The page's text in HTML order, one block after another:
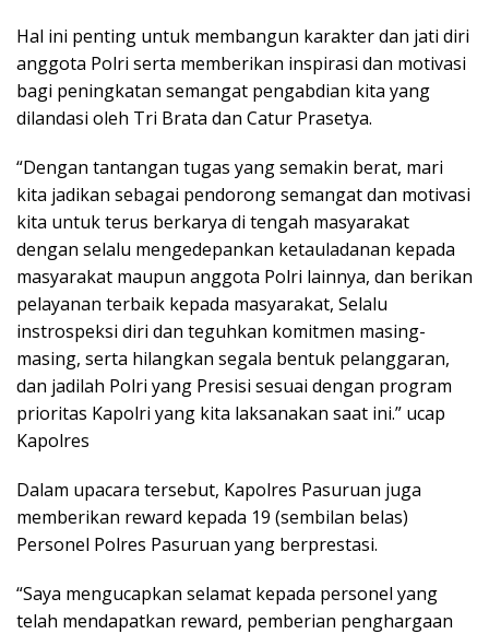
Hal ini penting untuk membangun karakter dan jati diri
anggota Polri serta memberikan inspirasi dan motivasi
bagi peningkatan semangat pengabdian kita yang
dilandasi oleh Tri Brata dan Catur Prasetya.
“Dengan tantangan tugas yang semakin berat, mari
kita jadikan sebagai pendorong semangat dan motivasi
kita untuk terus berkarya di tengah masyarakat
dengan selalu mengedepankan ketauladanan kepada
masyarakat maupun anggota Polri lainnya, dan berikan
pelayanan terbaik kepada masyarakat, Selalu
instrospeksi diri dan teguhkan komitmen masing-
masing, serta hilangkan segala bentuk pelanggaran,
dan jadilah Polri yang Presisi sesuai dengan program
prioritas Kapolri yang kita laksanakan saat ini.” ucap
Kapolres
Dalam upacara tersebut, Kapolres Pasuruan juga
memberikan reward kepada 19 (sembilan belas)
Personel Polres Pasuruan yang berprestasi.
“Saya mengucapkan selamat kepada personel yang
telah mendapatkan reward, pemberian penghargaan